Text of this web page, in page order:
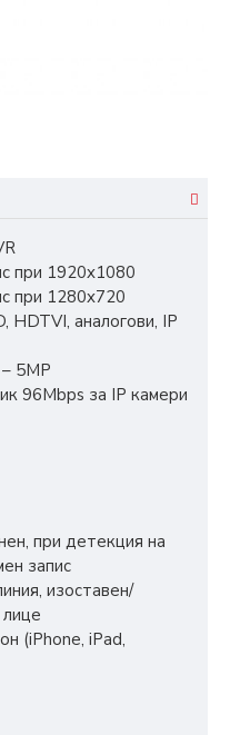
при 1920x1080
при 1280x720
аналогови, IP
– 5МP
96Mbps за IP камери
при детекция на
запис
изоставен/
(iPhone, iPad,